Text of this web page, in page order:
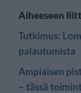
Aiheeseen
Tutkimus:
palautumista
Ampiaisen
– tässä